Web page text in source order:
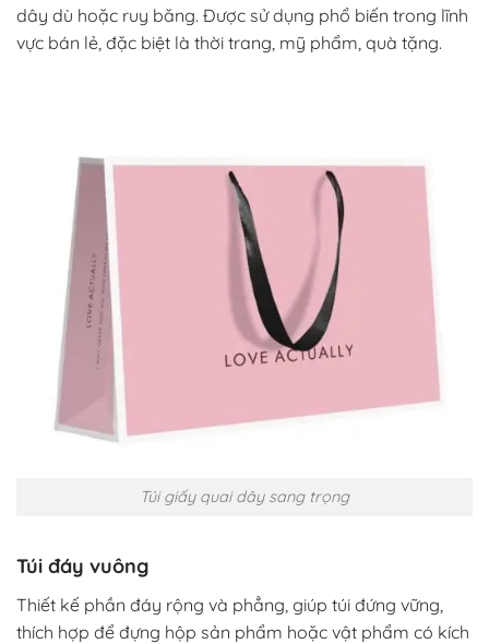
dây dù hoặc ruy băng. Được sử dụng phổ biến trong lĩnh
vực bán lẻ, đặc biệt là thời trang, mỹ phẩm, quà tặng.
Túi giấy quai dây sang trọng
Túi đáy vuông
Thiết kế phần đáy rộng và phẳng, giúp túi đứng vững,
thích hợp để đựng hộp sản phẩm hoặc vật phẩm có kích